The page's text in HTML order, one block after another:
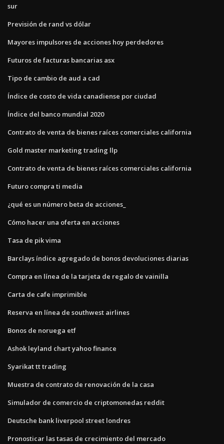
sur
Previsión de rand vs dólar
Mayores impulsores de acciones hoy perdedores
Futuros de facturas bancarias asx
Tipo de cambio de aud a cad
Índice de costo de vida canadiense por ciudad
Índice del banco mundial 2020
Contrato de venta de bienes raíces comerciales california
Gold master marketing trading llp
Contrato de venta de bienes raíces comerciales california
Futuro compra ti media
¿qué es un número beta de acciones_
Cómo hacer una oferta en acciones
Tasa de pik vima
Barclays índice agregado de bonos devoluciones diarias
Compra en línea de la tarjeta de regalo de vainilla
Carta de cafe imprimible
Reserva en línea de southwest airlines
Bonos de noruega etf
Ashok leyland chart yahoo finance
Syarikat tt trading
Muestra de contrato de renovación de la casa
Simulador de comercio de criptomonedas reddit
Deutsche bank liverpool street londres
Pronosticar las tasas de crecimiento del mercado